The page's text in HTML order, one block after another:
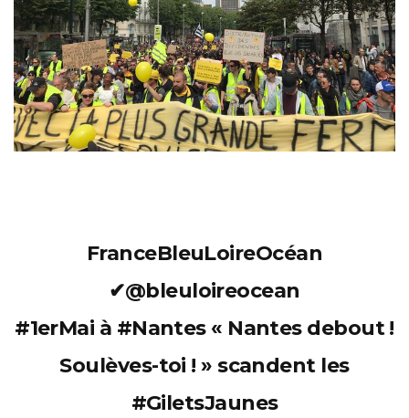
FranceBleuLoireOcéan
✔@bleuloireocean
#1erMai à #Nantes« Nantes debout !
Soulèves-toi ! » scandent les
#GiletsJaunes